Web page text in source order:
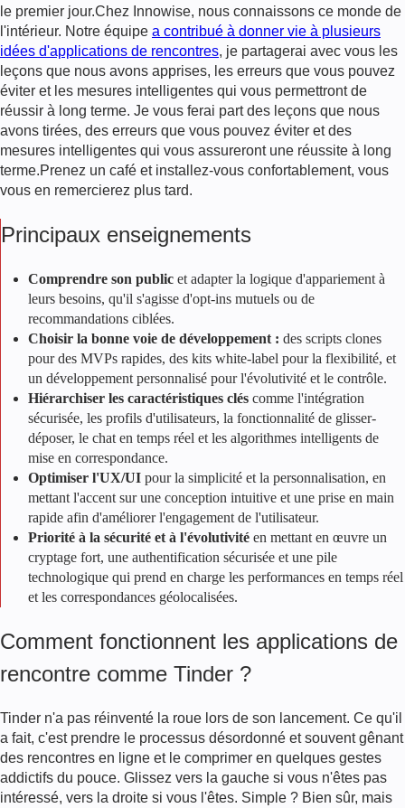
le premier jour.Chez Innowise, nous connaissons ce monde de
l'intérieur. Notre équipe a contribué à donner vie à plusieurs
idées d'applications de rencontres, je partagerai avec vous les
leçons que nous avons apprises, les erreurs que vous pouvez
éviter et les mesures intelligentes qui vous permettront de
réussir à long terme. Je vous ferai part des leçons que nous
avons tirées, des erreurs que vous pouvez éviter et des
mesures intelligentes qui vous assureront une réussite à long
terme.Prenez un café et installez-vous confortablement, vous
vous en remercierez plus tard.
Principaux enseignements
Comprendre son public et adapter la logique d'appariement à
leurs besoins, qu'il s'agisse d'opt-ins mutuels ou de
recommandations ciblées.
Choisir la bonne voie de développement : des scripts clones
pour des MVPs rapides, des kits white-label pour la flexibilité, et
un développement personnalisé pour l'évolutivité et le contrôle.
Hiérarchiser les caractéristiques clés comme l'intégration
sécurisée, les profils d'utilisateurs, la fonctionnalité de glisser-
déposer, le chat en temps réel et les algorithmes intelligents de
mise en correspondance.
Optimiser l'UX/UI pour la simplicité et la personnalisation, en
mettant l'accent sur une conception intuitive et une prise en main
rapide afin d'améliorer l'engagement de l'utilisateur.
Priorité à la sécurité et à l'évolutivité en mettant en œuvre un
cryptage fort, une authentification sécurisée et une pile
technologique qui prend en charge les performances en temps réel
et les correspondances géolocalisées.
Comment fonctionnent les applications de
rencontre comme Tinder ?
Tinder n'a pas réinventé la roue lors de son lancement. Ce qu'il
a fait, c'est prendre le processus désordonné et souvent gênant
des rencontres en ligne et le comprimer en quelques gestes
addictifs du pouce. Glissez vers la gauche si vous n'êtes pas
intéressé, vers la droite si vous l'êtes. Simple ? Bien sûr, mais